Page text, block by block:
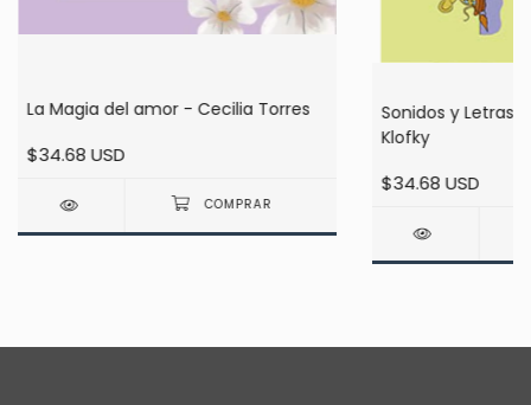
La Magia del amor - Cecilia Torres
$34.68 USD
Sonidos y Letras
Klofky
$34.68 USD